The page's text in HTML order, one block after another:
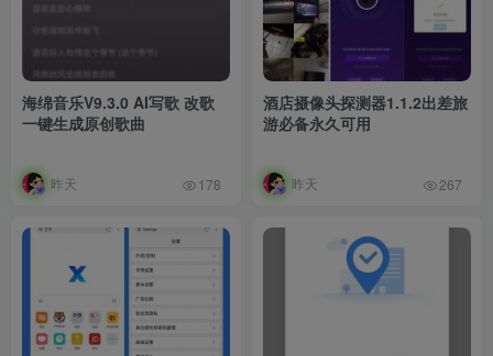
海绵音乐V9.3.0 AI写歌 改歌
一键生成原创歌曲
昨天 178
酒店摄像头探测器1.1.2出差旅
游必备永久可用
昨天 267